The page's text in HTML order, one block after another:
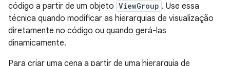
código a partir de um objeto ViewGroup . Use essa
técnica quando modificar as hierarquias de visualização
diretamente no código ou quando gerá-las
dinamicamente.
Para criar uma cena a partir de uma hierarquia de